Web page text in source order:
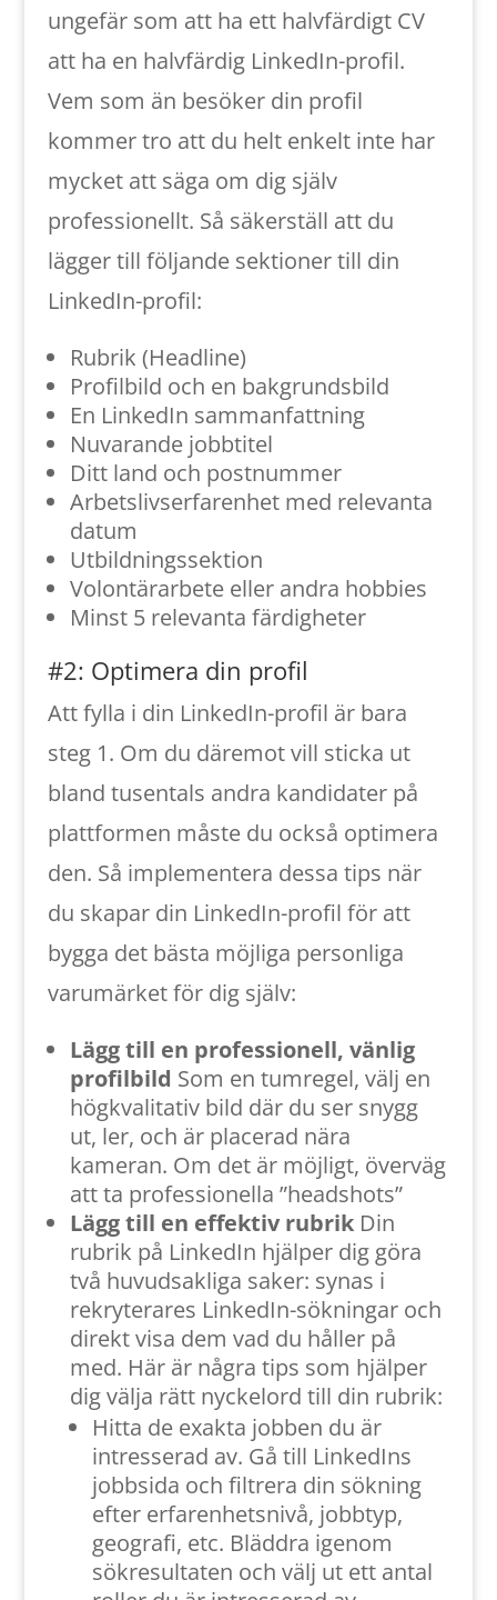
ungefär som att ha ett halvfärdigt CV
att ha en halvfärdig LinkedIn-profil.
Vem som än besöker din profil
kommer tro att du helt enkelt inte har
mycket att säga om dig själv
professionellt. Så säkerställ att du
lägger till följande sektioner till din
LinkedIn-profil:
Rubrik (Headline)
Profilbild och en bakgrundsbild
En LinkedIn sammanfattning
Nuvarande jobbtitel
Ditt land och postnummer
Arbetslivserfarenhet med relevanta
datum
Utbildningssektion
Volontärarbete eller andra hobbies
Minst 5 relevanta färdigheter
#2: Optimera din profil
Att fylla i din LinkedIn-profil är bara
steg 1. Om du däremot vill sticka ut
bland tusentals andra kandidater på
plattformen måste du också optimera
den. Så implementera dessa tips när
du skapar din LinkedIn-profil för att
bygga det bästa möjliga personliga
varumärket för dig själv:
Lägg till en professionell, vänlig
profilbild Som en tumregel, välj en
högkvalitativ bild där du ser snygg
ut, ler, och är placerad nära
kameran. Om det är möjligt, överväg
att ta professionella ”headshots”
Lägg till en effektiv rubrikDin
rubrik på LinkedIn hjälper dig göra
två huvudsakliga saker: synas i
rekryterares LinkedIn-sökningar och
direkt visa dem vad du håller på
med. Här är några tips som hjälper
dig välja rätt nyckelord till din rubrik:
Hitta de exakta jobben du är
intresserad av. Gå till LinkedIns
jobbsida och filtrera din sökning
efter erfarenhetsnivå, jobbtyp,
geografi, etc. Bläddra igenom
sökresultaten och välj ut ett antal